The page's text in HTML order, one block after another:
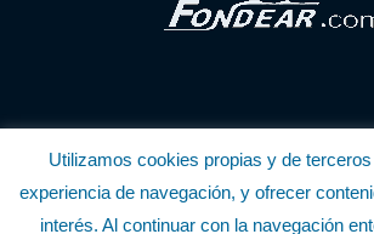
© Copyright Fondear, S.L.
Utilizamos cookies propias y de
experiencia de navegación, y ofrecer
interés. Al continuar con la navegación